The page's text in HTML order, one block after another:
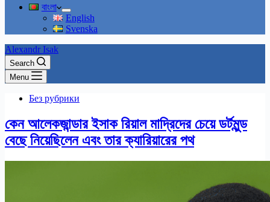
বাংলা
English
Svenska
Alexandr Isak
Search
Menu
Без рубрики
কেন আলেকজান্ডার ইসাক রিয়াল মাদ্রিদের চেয়ে ডর্টমুন্ড
বেছে নিয়েছিলেন এবং তার ক্যারিয়ারের পথ